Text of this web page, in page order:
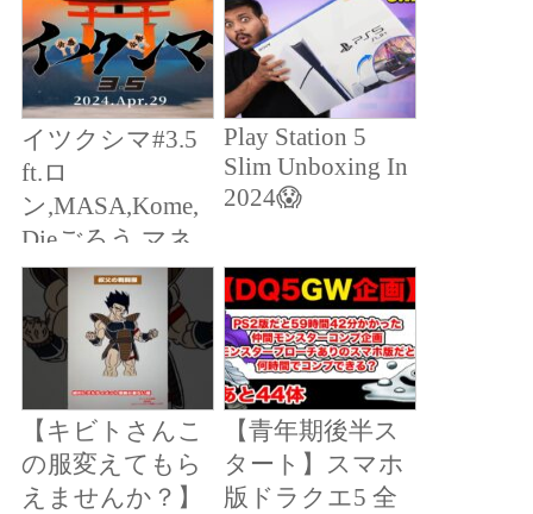
にするまで何時
間かかる？ その
3
（Nintendo
Switch™/PlayStat
ion®4/Steam®）
イツクシマ#3.5
ft.ロ
ン,MASA,Kome,
Dieごろう,マネ
ーライト,NaNo,
くろすけ,みこ,
ぶるぅ,かきP,か
しや,Lila,ダル,ひ
ろき,Orca,and
more #スマブラ
SP
Play Station 5
Slim Unboxing In
2024😱
【キビトさんこ
の服変えてもら
えませんか？】
【青年期後半ス
タート】スマホ
版ドラクエ5 全